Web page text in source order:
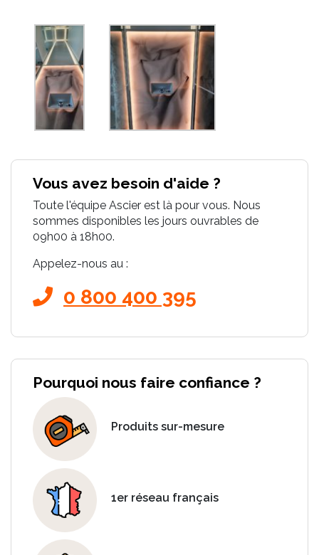
Vous avez besoin d'aide ?
Toute l'équipe Ascier est là pour vous. Nous
sommes disponibles les jours ouvrables de
09h00 à 18h00.
Appelez-nous au :
0 800 400 395
Pourquoi nous faire confiance ?
Produits sur-mesure
1er réseau français